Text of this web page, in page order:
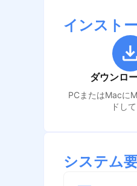
インスト
ダウンロ
PCまたはMacに
ドし
システム